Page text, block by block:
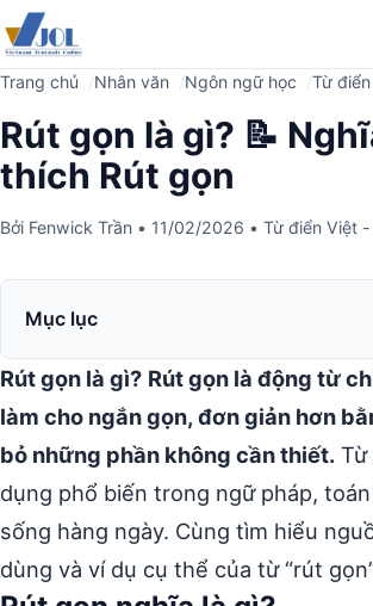
Trang chủ Nhân văn Ngôn ngữ học Từ
Rút gọn là gì? 📝
thích Rút gọn
Bởi Fenwick Trần • 11/02/2026 • Từ điển Việt
Mục lục
Rút gọn là gì? Rút gọn là động từ
làm cho ngắn gọn, đơn giản hơn
bỏ những phần không cần thiết. Từ
dụng phổ biến trong ngữ pháp,
sống hàng ngày. Cùng tìm hiểu
dùng và ví dụ cụ thể của từ “rút